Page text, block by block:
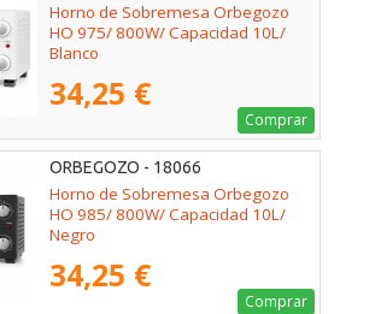
Horno de Sobremesa Orbegozo
HO 975/ 800W/ Capacidad 10L/
Blanco
34,25 €
Comprar
ORBEGOZO - 18066
Horno de Sobremesa Orbegozo
HO 985/ 800W/ Capacidad 10L/
Negro
34,25 €
Comprar